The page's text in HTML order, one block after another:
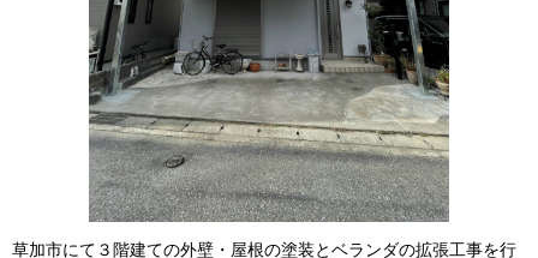
草加市にて３階建ての外壁・屋根の塗装とベランダの拡張工事を行